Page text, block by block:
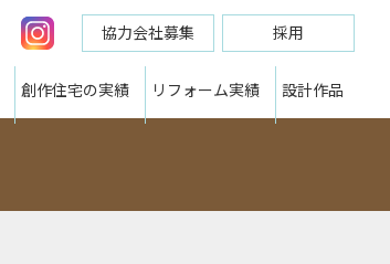
協力会社募集 採用
創作住宅の実績 リフォーム実績 設計作品